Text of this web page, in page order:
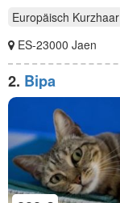
Europäisch Kurzhaar
ES-23000 Jaen
2. Bipa